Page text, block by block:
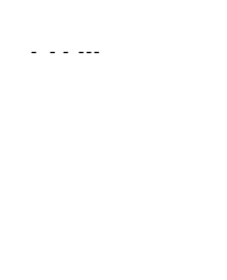
- - - ---